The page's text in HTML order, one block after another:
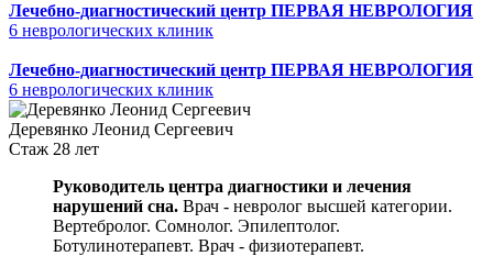
Лечебно-диагностический центр ПЕРВАЯ НЕВРОЛОГИЯ
6 неврологических клиник
Лечебно-диагностический центр ПЕРВАЯ НЕВРОЛОГИЯ
6 неврологических клиник
Деревянко Леонид Сергеевич
Стаж 28 лет
Руководитель центра диагностики и лечения
нарушений сна. Врач - невролог высшей категории.
Вертебролог. Сомнолог. Эпилептолог.
Ботулинотерапевт. Врач - физиотерапевт.